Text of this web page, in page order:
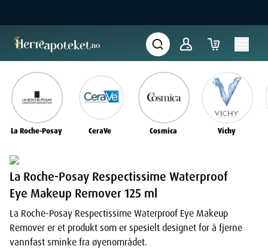
La Roche-Posay CeraVe Cosmica Vichy
La Roche-Posay Respectissime Waterproof
Eye Makeup Remover 125 ml
La Roche-Posay Respectissime Waterproof Eye Makeup
Remover er et produkt som er spesielt designet for å fjerne
vannfast sminke fra øyenområdet.